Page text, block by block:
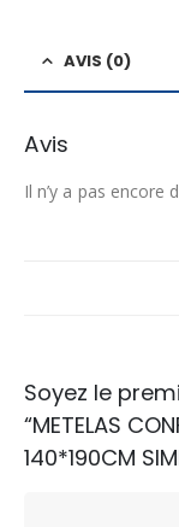
AVIS (0)
Avis
Il n’y a pas encore
Soyez le
“METELAS
140*190CM